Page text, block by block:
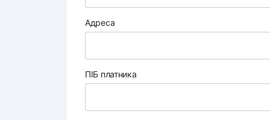
Адреса
ПІБ платника